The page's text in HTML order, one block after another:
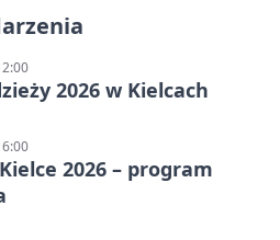
2026 w Kielcach
2026 – program